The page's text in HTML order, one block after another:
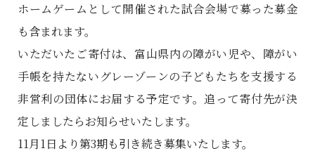
ホームゲームとして開催された試合会場で募った募金
も含まれます。
いただいたご寄付は、富山県内の障がい児や、障がい
手帳を持たないグレーゾーンの子どもたちを支援する
非営利の団体にお届する予定です。追って寄付先が決
定しましたらお知らせいたします。
11月1日より第3期も引き続き募集いたします。